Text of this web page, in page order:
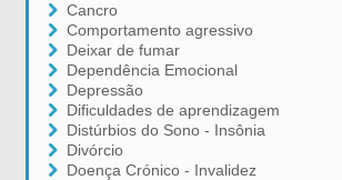
Cancro
Comportamento agressivo
Deixar de fumar
Dependência Emocional
Depressão
Dificuldades de aprendizagem
Distúrbios do Sono - Insônia
Divórcio
Doença Crónico - Invalidez